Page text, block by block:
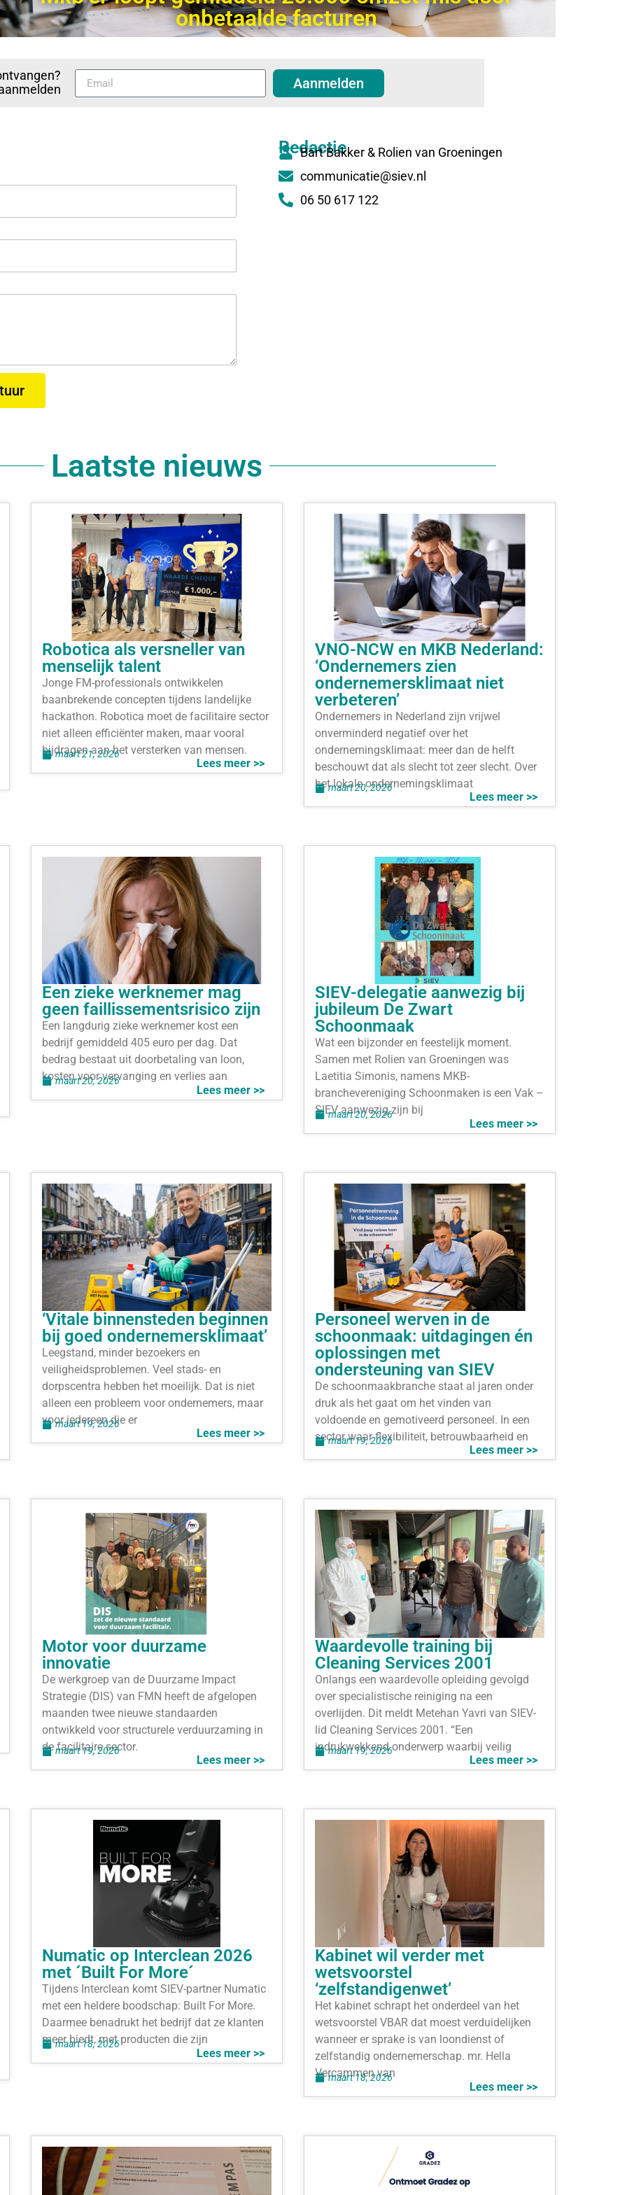
onbetaalde facturen
Aanmelden
Redactie
Bart Bakker & Rolien van Groeningen
communicatie@siev.nl
06 50 617 122
Laatste nieuws
Robotica als versneller van
menselijk talent
Jonge FM-professionals ontwikkelen
baanbrekende concepten tijdens landelijke
hackathon. Robotica moet de facilitaire sector
niet alleen efficiënter maken, maar vooral
bijdragen aan het versterken van mensen.
Lees meer >>
maart 21, 2026
VNO-NCW en MKB Nederland:
‘Ondernemers zien
ondernemersklimaat niet
verbeteren’
Ondernemers in Nederland zijn vrijwel
onverminderd negatief over het
ondernemingsklimaat: meer dan de helft
beschouwt dat als slecht tot zeer slecht. Over
het lokale ondernemingsklimaat
Lees meer >>
maart 20, 2026
Een zieke werknemer mag
geen faillissementsrisico zijn
Een langdurig zieke werknemer kost een
bedrijf gemiddeld 405 euro per dag. Dat
bedrag bestaat uit doorbetaling van loon,
kosten voor vervanging en verlies aan
Lees meer >>
maart 20, 2026
SIEV-delegatie aanwezig bij
jubileum De Zwart
Schoonmaak
Wat een bijzonder en feestelijk moment.
Samen met Rolien van Groeningen was
Laetitia Simonis, namens MKB-
branchevereniging Schoonmaken is een Vak –
SIEV aanwezig zijn bij
Lees meer >>
maart 20, 2026
‘Vitale binnensteden beginnen
bij goed ondernemersklimaat’
Leegstand, minder bezoekers en
veiligheidsproblemen. Veel stads- en
dorpscentra hebben het moeilijk. Dat is niet
alleen een probleem voor ondernemers, maar
voor iedereen die er
Lees meer >>
maart 19, 2026
Personeel werven in de
schoonmaak: uitdagingen én
oplossingen met
ondersteuning van SIEV
De schoonmaakbranche staat al jaren onder
druk als het gaat om het vinden van
voldoende en gemotiveerd personeel. In een
sector waar flexibiliteit, betrouwbaarheid en
Lees meer >>
maart 19, 2026
Motor voor duurzame
innovatie
De werkgroep van de Duurzame Impact
Strategie (DIS) van FMN heeft de afgelopen
maanden twee nieuwe standaarden
ontwikkeld voor structurele verduurzaming in
de facilitaire sector.
Lees meer >>
maart 19, 2026
Waardevolle training bij
Cleaning Services 2001
Onlangs een waardevolle opleiding gevolgd
over specialistische reiniging na een
overlijden. Dit meldt Metehan Yavri van SIEV-
lid Cleaning Services 2001. “Een
indrukwekkend onderwerp waarbij veilig
Lees meer >>
maart 19, 2026
Numatic op Interclean 2026
met ´Built For More´
Tijdens Interclean komt SIEV-partner Numatic
met een heldere boodschap: Built For More.
Daarmee benadrukt het bedrijf dat ze klanten
meer biedt, met producten die zijn
Lees meer >>
maart 18, 2026
Kabinet wil verder met
wetsvoorstel
‘zelfstandigenwet’
Het kabinet schrapt het onderdeel van het
wetsvoorstel VBAR dat moest verduidelijken
wanneer er sprake is van loondienst of
zelfstandig ondernemerschap. mr. Hella
Vercammen van
Lees meer >>
maart 18, 2026